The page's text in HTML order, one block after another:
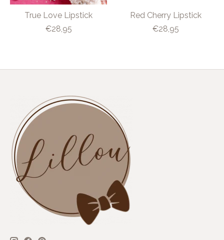
True Love Lipstick
€28,95
Red Cherry Lipstick
€28,95